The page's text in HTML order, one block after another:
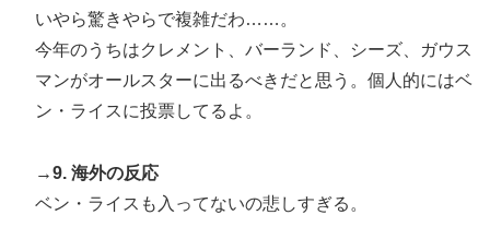
いやら驚きやらで複雑だわ……。
今年のうちはクレメント、バーランド、シーズ、ガウス
マンがオールスターに出るべきだと思う。個人的にはベ
ン・ライスに投票してるよ。
→9. 海外の反応
ベン・ライスも入ってないの悲しすぎる。